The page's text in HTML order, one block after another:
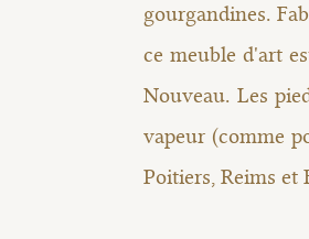
gourgandines.
ce meuble d'art
Nouveau. Les
vapeur (comme
Poitiers, Reims et